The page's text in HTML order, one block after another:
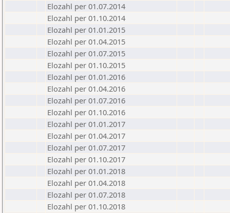
Elozahl per 01.07.2014
Elozahl per 01.10.2014
Elozahl per 01.01.2015
Elozahl per 01.04.2015
Elozahl per 01.07.2015
Elozahl per 01.10.2015
Elozahl per 01.01.2016
Elozahl per 01.04.2016
Elozahl per 01.07.2016
Elozahl per 01.10.2016
Elozahl per 01.01.2017
Elozahl per 01.04.2017
Elozahl per 01.07.2017
Elozahl per 01.10.2017
Elozahl per 01.01.2018
Elozahl per 01.04.2018
Elozahl per 01.07.2018
Elozahl per 01.10.2018